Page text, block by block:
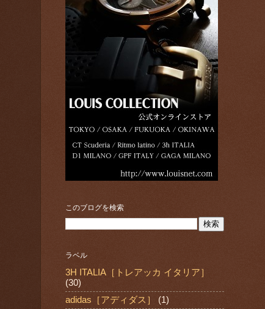
このブログを検索
ラベル
3H ITALIA［トレアッカ イタリア］
(30)
adidas［アディダス］
(1)